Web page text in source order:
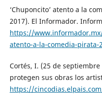
‘Chuponcito’ atento a la
2017). El Informador.
https://
atento-a-la-comedia-pirata-
Cortés, I. (25 de septiembre
protegen sus obras los
https://